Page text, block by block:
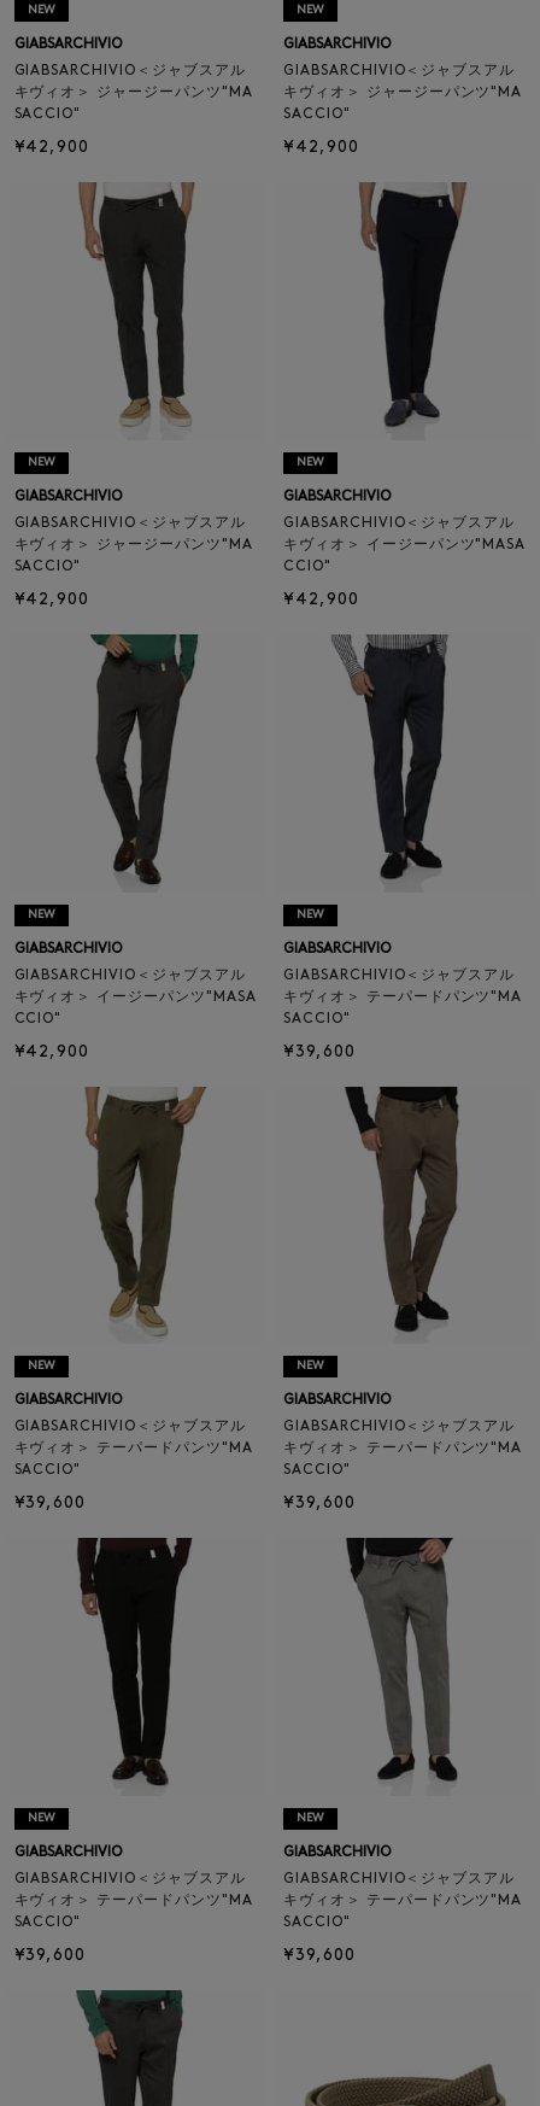
NEW
GIABSARCHIVIO
GIABSARCHIVIO＜ジャブスアル
キヴィオ＞ ジャージーパンツ"MA
SACCIO"
¥42,900
NEW
GIABSARCHIVIO
GIABSARCHIVIO＜ジャブスアル
キヴィオ＞ ジャージーパンツ"MA
SACCIO"
¥42,900
NEW
GIABSARCHIVIO
GIABSARCHIVIO＜ジャブスアル
キヴィオ＞ ジャージーパンツ"MA
SACCIO"
¥42,900
NEW
GIABSARCHIVIO
GIABSARCHIVIO＜ジャブスアル
キヴィオ＞ イージーパンツ"MASA
CCIO"
¥42,900
NEW
GIABSARCHIVIO
GIABSARCHIVIO＜ジャブスアル
キヴィオ＞ イージーパンツ"MASA
CCIO"
¥42,900
NEW
GIABSARCHIVIO
GIABSARCHIVIO＜ジャブスアル
キヴィオ＞ テーパードパンツ"MA
SACCIO"
¥39,600
NEW
GIABSARCHIVIO
GIABSARCHIVIO＜ジャブスアル
キヴィオ＞ テーパードパンツ"MA
SACCIO"
¥39,600
NEW
GIABSARCHIVIO
GIABSARCHIVIO＜ジャブスアル
キヴィオ＞ テーパードパンツ"MA
SACCIO"
¥39,600
NEW
GIABSARCHIVIO
GIABSARCHIVIO＜ジャブスアル
キヴィオ＞ テーパードパンツ"MA
SACCIO"
¥39,600
NEW
GIABSARCHIVIO
GIABSARCHIVIO＜ジャブスアル
キヴィオ＞ テーパードパンツ"MA
SACCIO"
¥39,600